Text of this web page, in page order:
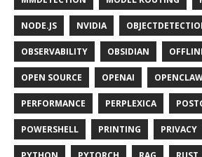
NODE.JS NVIDIA
OBSERVABILITY OBSIDIAN
OPEN SOURCE OPENAI
PERFORMANCE PERPLEXICA
POWERSHELL PRINTING PRIVACY